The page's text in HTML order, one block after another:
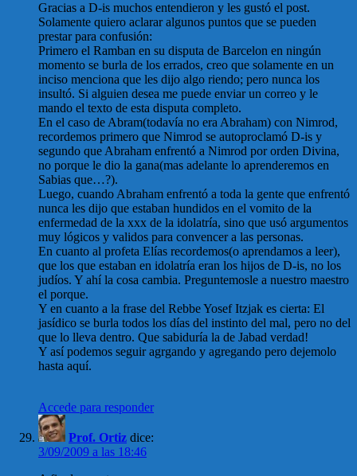
Gracias a D-is muchos entendieron y les gustó el post.
Solamente quiero aclarar algunos puntos que se pueden
prestar para confusión:
Primero el Ramban en su disputa de Barcelon en ningún
momento se burla de los errados, creo que solamente en un
inciso menciona que les dijo algo riendo; pero nunca los
insultó. Si alguien desea me puede enviar un correo y le
mando el texto de esta disputa completo.
En el caso de Abram(todavía no era Abraham) con Nimrod,
recordemos primero que Nimrod se autoproclamó D-is y
segundo que Abraham enfrentó a Nimrod por orden Divina,
no porque le dio la gana(mas adelante lo aprenderemos en
Sabias que…?).
Luego, cuando Abraham enfrentó a toda la gente que enfrentó
nunca les dijo que estaban hundidos en el vomito de la
enfermedad de la xxx de la idolatría, sino que usó argumentos
muy lógicos y validos para convencer a las personas.
En cuanto al profeta Elías recordemos(o aprendamos a leer),
que los que estaban en idolatría eran los hijos de D-is, no los
judíos. Y ahí la cosa cambia. Preguntemosle a nuestro maestro
el porque.
Y en cuanto a la frase del Rebbe Yosef Itzjak es cierta: El
jasídico se burla todos los días del instinto del mal, pero no del
que lo lleva dentro. Que sabiduría la de Jabad verdad!
Y así podemos seguir agrgando y agregando pero dejemolo
hasta aquí.
Accede para responder
Prof. Ortiz dice:
3/09/2009 a las 18:46